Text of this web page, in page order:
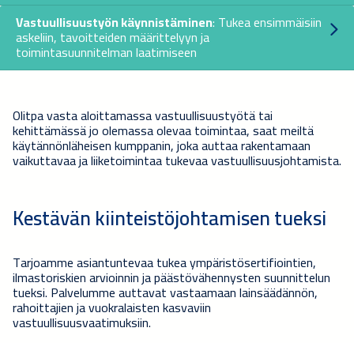
Vastuullisuustyön käynnistäminen: Tukea ensimmäisiin
askeliin, tavoitteiden määrittelyyn ja
toimintasuunnitelman laatimiseen
Olitpa vasta aloittamassa vastuullisuustyötä tai
kehittämässä jo olemassa olevaa toimintaa, saat meiltä
käytännönläheisen kumppanin, joka auttaa rakentamaan
vaikuttavaa ja liiketoimintaa tukevaa vastuullisuusjohtamista.
Kestävän kiinteistöjohtamisen tueksi
Tarjoamme asiantuntevaa tukea ympäristösertifiointien,
ilmastoriskien arvioinnin ja päästövähennysten suunnittelun
tueksi. Palvelumme auttavat vastaamaan lainsäädännön,
rahoittajien ja vuokralaisten kasvaviin
vastuullisuusvaatimuksiin.